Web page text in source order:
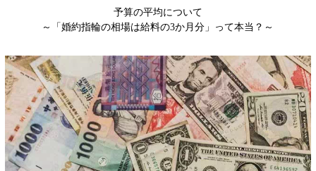
予算の平均について
～「婚約指輪の相場は給料の3か月分」って本当？～